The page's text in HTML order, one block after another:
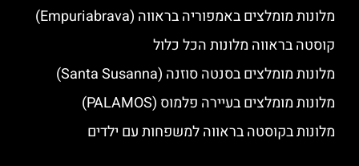
מלונות מומלצים באמפוריה בראווה (Empuriabrava)
קוסטה בראווה מלונות הכל כלול
מלונות מומלצים בסנטה סוזנה (Santa Susanna)
מלונות מומלצים בעיירה פלמוס (PALAMOS)
מלונות בקוסטה בראווה למשפחות עם ילדים